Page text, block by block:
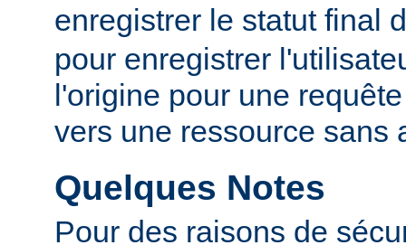
enregistrer le statut final
pour enregistrer
l'origine pour une
vers une ressource sans
Quelques Notes
Pour des raisons de